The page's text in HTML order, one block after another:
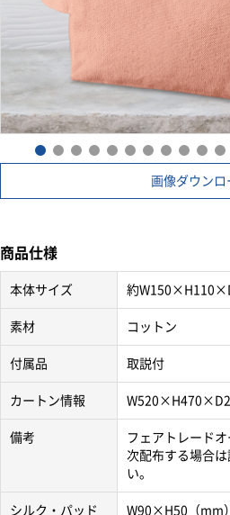
トレード基準が守られていること
つまり、この商品はフェアトレー
うな役割をしています。
画像ダウンロ
商品仕様
本体サイズ 約
素材 コットン
付属品 取説付
カートン情報
備考
フェアトレード
次配布する場合
い。
シルク・パッド
W90×H50（mm）